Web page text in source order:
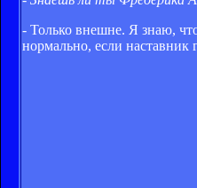
- Только внешне. Я знаю,
нормально, если наставник